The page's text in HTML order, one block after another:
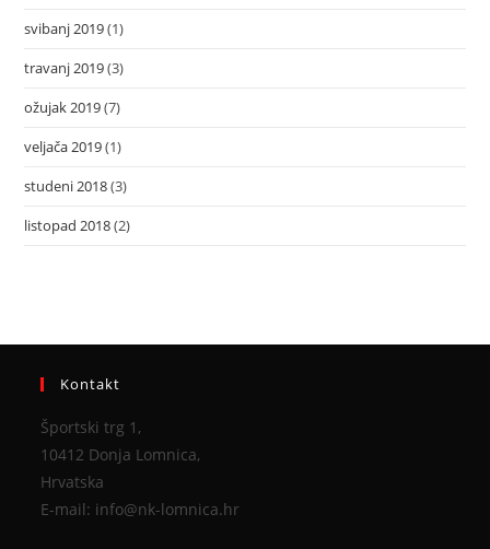
svibanj 2019(1)
travanj 2019(3)
ožujak 2019(7)
veljača 2019(1)
studeni 2018(3)
listopad 2018(2)
Kontakt
Športski trg 1,
10412 Donja Lomnica,
Hrvatska
E-mail: info@nk-lomnica.hr